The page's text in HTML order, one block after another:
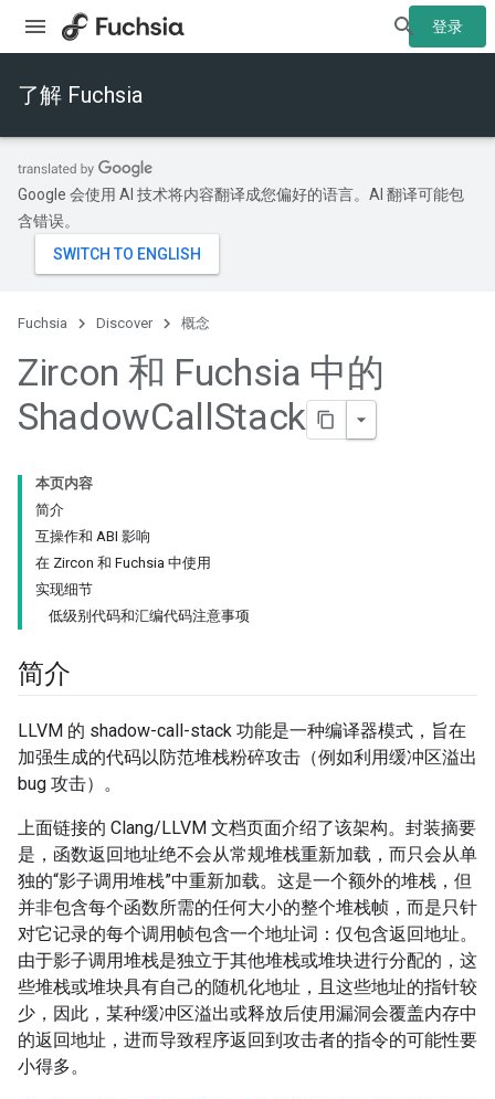
登录
了解 Fuchsia
Google 会使用 AI 技术将内容翻译成您偏好的语言。AI 翻译可能包
含错误。
Fuchsia Discover 概念
Zircon 和 Fuchsia 中的
ShadowCallStack
本页内容
简介
互操作和 ABI 影响
在 Zircon 和 Fuchsia 中使用
实现细节
低级别代码和汇编代码注意事项
简介
LLVM 的 shadow-call-stack 功能是一种编译器模式，旨在
加强生成的代码以防范堆栈粉碎攻击（例如利用缓冲区溢出
bug 攻击）。
上面链接的 Clang/LLVM 文档页面介绍了该架构。封装摘要
是，函数返回地址绝不会从常规堆栈重新加载，而只会从单
独的“影子调用堆栈”中重新加载。这是一个额外的堆栈，但
并非包含每个函数所需的任何大小的整个堆栈帧，而是只针
对它记录的每个调用帧包含一个地址词：仅包含返回地址。
由于影子调用堆栈是独立于其他堆栈或堆块进行分配的，这
些堆栈或堆块具有自己的随机化地址，且这些地址的指针较
少，因此，某种缓冲区溢出或释放后使用漏洞会覆盖内存中
的返回地址，进而导致程序返回到攻击者的指令的可能性要
小得多。